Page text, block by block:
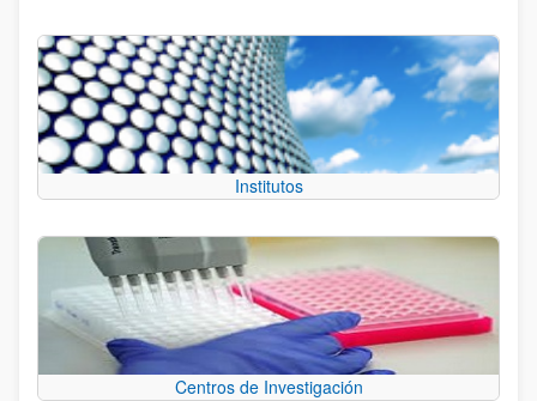
Institutos
Centros de Investigación